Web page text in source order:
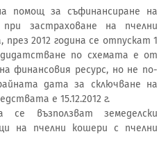
за съфинансиране на
застраховане на пчелни
2012 година се отпускат 1
по схемата е от
финансовия ресурс, но не по-
дата за сключване на
е 15.12.2012 г.
възползват земеделски
на пчелни кошери с пчелни